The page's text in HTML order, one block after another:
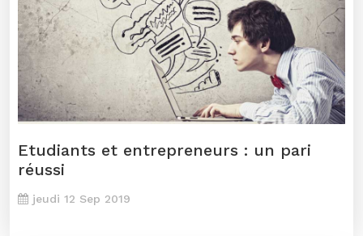
Etudiants et entrepreneurs : un pari
réussi
jeudi 12 Sep 2019